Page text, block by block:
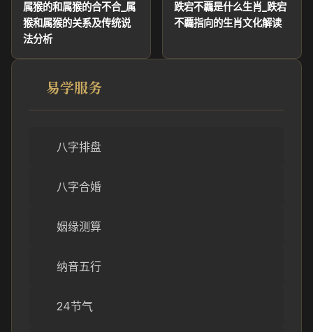
属猴的和属猴的合不合_属
猴和属猴的关系及传统说
法分析
跌宕不覊是什么生肖_跌宕
不覊指向的生肖文化解读
易学服务
八字排盘
八字合婚
姻缘测算
纳音五行
24节气